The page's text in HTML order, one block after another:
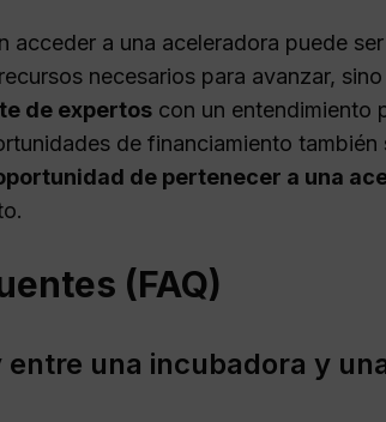
acceder a una aceleradora puede
necesarios para avanzar,
de expertos con un entendimiento
de financiamiento
de pertenecer a una
(FAQ)
entre una incubadora y